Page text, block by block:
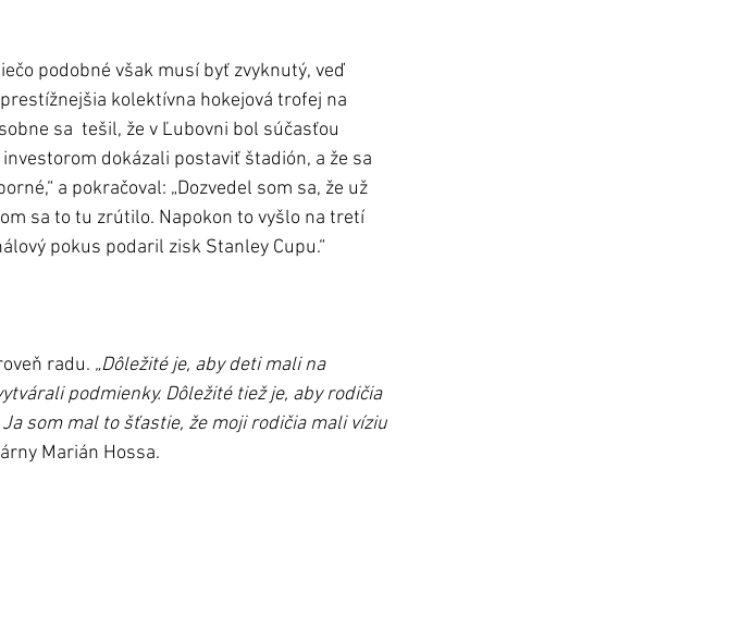
podobné však musí byť zvyknutý, veď
kolektívna hokejová trofej na
sa  tešil, že v Ľubovni bol súčasťou
dokázali postaviť štadión, a že sa
a pokračoval: „Dozvedel som sa, že už
sa to tu zrútilo. Napokon to vyšlo na tretí
pokus podaril zisk Stanley Cupu.“
radu. „Dôležité je, aby deti mali na
podmienky. Dôležité tiež je, aby rodičia
som mal to šťastie, že moji rodičia mali víziu
Marián Hossa.